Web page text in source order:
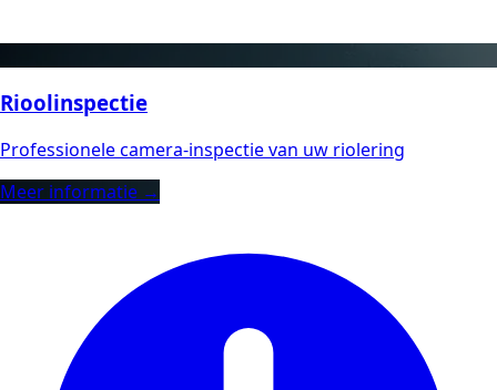
Rioolinspectie
Professionele camera-inspectie van uw riolering
Meer informatie →